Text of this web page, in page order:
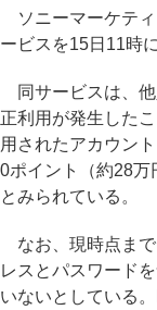
ソニーマーケティ
ービスを15日11時
同サービスは、他
正利用が発生した
用されたアカウン
0ポイント（約28万
とみられている。
なお、現時点まで
レスとパスワード
いないとしている